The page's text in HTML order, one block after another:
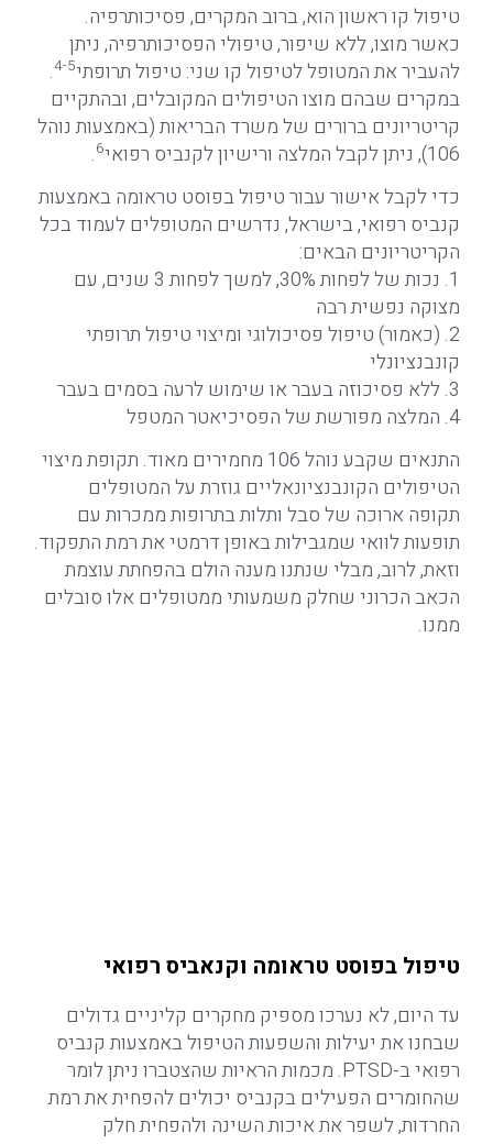
טיפול קו ראשון הוא, ברוב המקרים, פסיכותרפיה.
כאשר מוצו, ללא שיפור, טיפולי הפסיכותרפיה, ניתן
להעביר את המטופל לטיפול קו שני: טיפול תרופתי4-5
.
במקרים שבהם מוצו הטיפולים המקובלים, ובהתקיים
קריטריונים ברורים של משרד הבריאות (באמצעות נוהל
106), ניתן לקבל המלצה ורישיון לקנביס רפואי
6
.
כדי לקבל אישור עבור טיפול בפוסט טראומה באמצעות
קנביס רפואי, בישראל, נדרשים המטופלים לעמוד בכל
הקריטריונים הבאים:
1. נכות של לפחות 30%, למשך לפחות 3 שנים, עם
מצוקה נפשית רבה
2. (כאמור) טיפול פסיכולוגי ומיצוי טיפול תרופתי
קונבנציונלי
3. ללא פסיכוזה בעבר או שימוש לרעה בסמים בעבר
4. המלצה מפורשת של הפסיכיאטר המטפל
התנאים שקבע נוהל 106 מחמירים מאוד. תקופת מיצוי
הטיפולים הקונבנציונאליים גוזרת על המטופלים
תקופה ארוכה של סבל ותלות בתרופות ממכרות עם
תופעות לוואי שמגבילות באופן דרמטי את רמת התפקוד.
וזאת, לרוב, מבלי שנתנו מענה הולם בהפחתת עוצמת
הכאב הכרוני שחלק משמעותי ממטופלים אלו סובלים
ממנו.
טיפול בפוסט טראומה וקנאביס רפואי
עד היום, לא נערכו מספיק מחקרים קליניים גדולים
שבחנו את יעילות והשפעות הטיפול באמצעות קנביס
רפואי ב-PTSD. מכמות הראיות שהצטברו ניתן לומר
שהחומרים הפעילים בקנביס יכולים להפחית את רמת
החרדות, לשפר את איכות השינה ולהפחית חלק